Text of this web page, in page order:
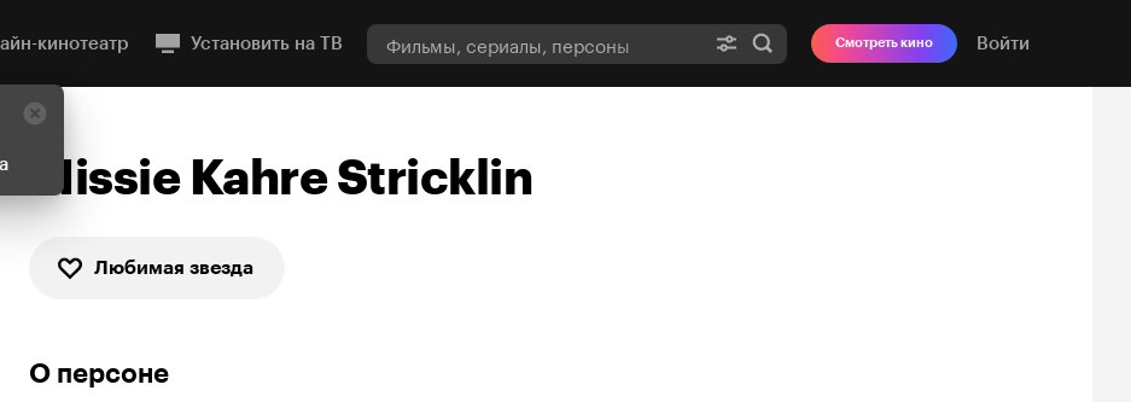
кинотеатр Установить на ТВ Смотреть кино Войти
Missie Kahre Stricklin
Любимая звезда
О персоне